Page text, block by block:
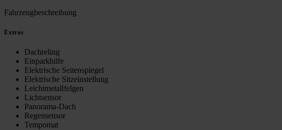
Fahrzeugbeschreibung
Extras
Dachreling
Einparkhilfe
Elektrische Seitenspiegel
Elektrische Sitzeinstellung
Leichtmetallfelgen
Lichtsensor
Panorama-Dach
Regensensor
Tempomat